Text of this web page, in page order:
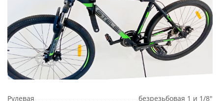
Рулевая
безрезьбовая 1 и 1/8"